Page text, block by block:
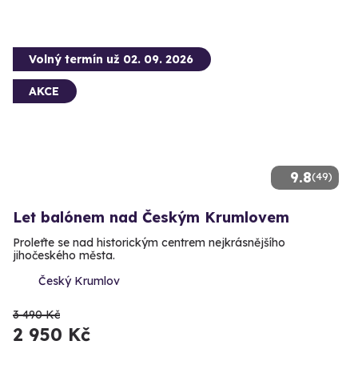
9.8(49)
Volný termín už 02. 09. 2026
AKCE
Let balónem nad Českým Krumlovem
Proleťte se nad historickým centrem nejkrásnějšího
jihočeského města.
Český Krumlov
3 490 Kč
2 950 Kč